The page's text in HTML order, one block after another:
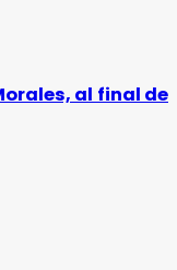
al final de